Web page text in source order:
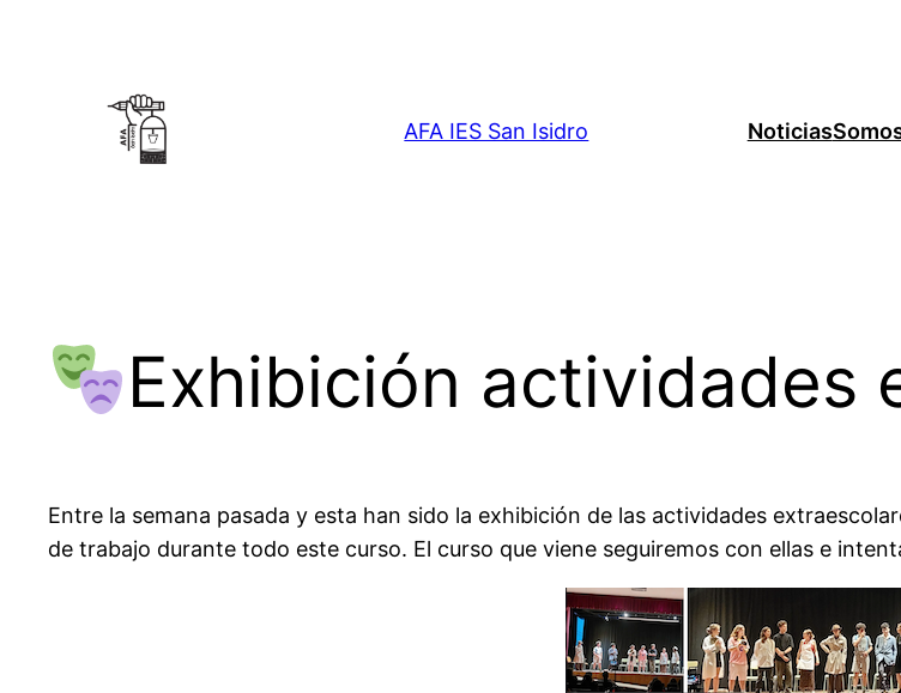
AFA IES San Isidro
Noticias
Exhibición actividades
Entre la semana pasada y esta han sido la exhibición de las actividades
de trabajo durante todo este curso. El curso que viene seguiremos con ellas e